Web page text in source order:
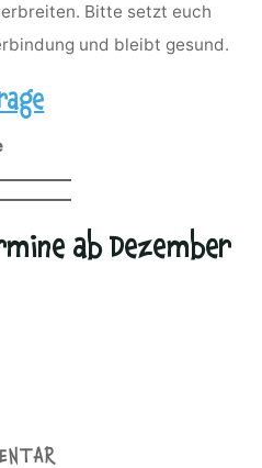
Bitte setzt euch
und bleibt gesund.
ab Dezember